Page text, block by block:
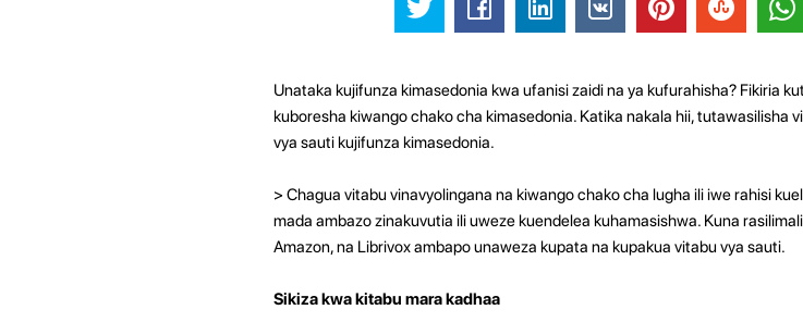
Unataka kujifunza kimasedonia kwa ufanisi zaidi na ya kufurahisha? Fikiria
kuboresha kiwango chako cha kimasedonia. Katika nakala hii, tutawasilisha
vya sauti kujifunza kimasedonia.
> Chagua vitabu vinavyolingana na kiwango chako cha lugha ili iwe rahisi
mada ambazo zinakuvutia ili uweze kuendelea kuhamasishwa. Kuna
Amazon, na Librivox ambapo unaweza kupata na kupakua vitabu vya sauti.
Sikiza kwa kitabu mara kadhaa